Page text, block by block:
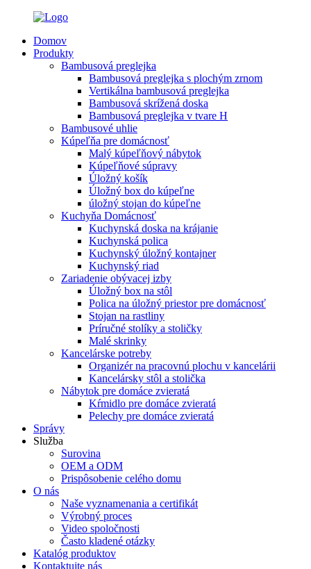
Domov
Produkty
Bambusová preglejka
Bambusová preglejka s plochým zrnom
Vertikálna bambusová preglejka
Bambusová skrížená doska
Bambusová preglejka v tvare H
Bambusové uhlie
Kúpeľňa pre domácnosť
Malý kúpeľňový nábytok
Kúpeľňové súpravy
Úložný košík
Úložný box do kúpeľne
úložný stojan do kúpeľne
Kuchyňa Domácnosť
Kuchynská doska na krájanie
Kuchynská polica
Kuchynský úložný kontajner
Kuchynský riad
Zariadenie obývacej izby
Úložný box na stôl
Polica na úložný priestor pre domácnosť
Stojan na rastliny
Príručné stolíky a stoličky
Malé skrinky
Kancelárske potreby
Organizér na pracovnú plochu v kancelárii
Kancelársky stôl a stolička
Nábytok pre domáce zvieratá
Kŕmidlo pre domáce zvieratá
Pelechy pre domáce zvieratá
Správy
Služba
Surovina
OEM a ODM
Prispôsobenie celého domu
O nás
Naše vyznamenania a certifikát
Výrobný proces
Video spoločnosti
Často kladené otázky
Katalóg produktov
Kontaktujte nás